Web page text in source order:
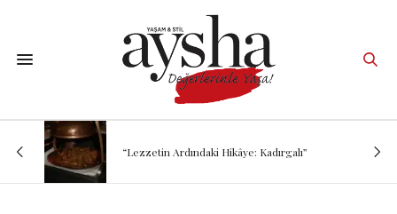
“Lezzetin Ardındaki Hikâye: Kadırgalı”